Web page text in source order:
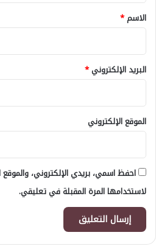
*
الاسم*
البريد الإلكتروني*
الموقع الإلكتروني
احفظ اسمي، بريدي الإلكتروني،
لاستخدامها المرة المقبلة في تعليقي.